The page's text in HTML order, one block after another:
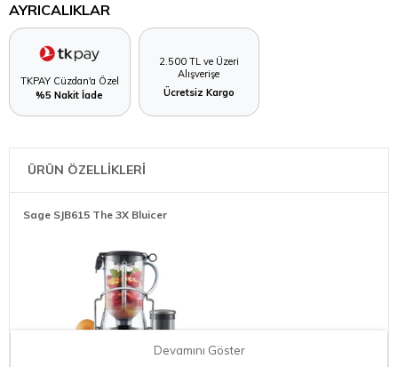
AYRICALIKLAR
TKPAY Cüzdan'a Özel
%5 Nakit İade
2.500 TL ve Üzeri
Alışverişe
Ücretsiz Kargo
ÜRÜN ÖZELLİKLERİ
Sage SJB615 The 3X Bluicer
Devamını Göster